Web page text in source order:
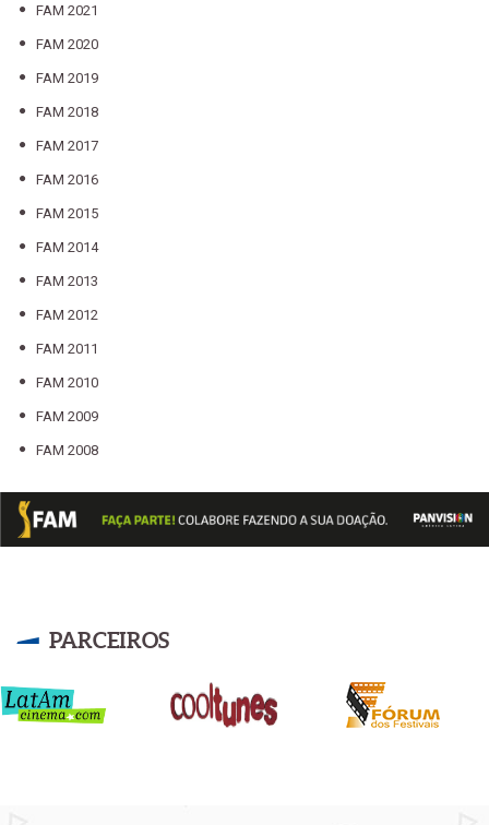
FAM 2021
FAM 2020
FAM 2019
FAM 2018
FAM 2017
FAM 2016
FAM 2015
FAM 2014
FAM 2013
FAM 2012
FAM 2011
FAM 2010
FAM 2009
FAM 2008
FAM 2006
FAM 2005
FAM 2002
FAM 2001
FAM 2000
PARCEIROS